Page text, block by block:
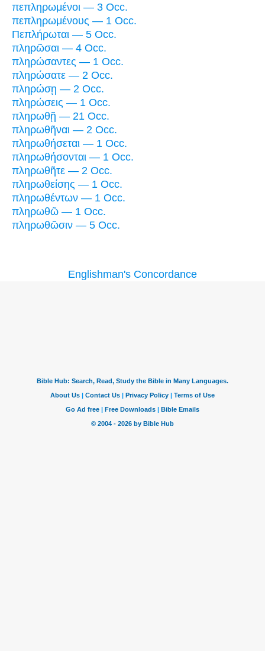
πεπληρωμένοι — 3 Occ.
πεπληρωμένους — 1 Occ.
Πεπλήρωται — 5 Occ.
πληρῶσαι — 4 Occ.
πληρώσαντες — 1 Occ.
πληρώσατε — 2 Occ.
πληρώσῃ — 2 Occ.
πληρώσεις — 1 Occ.
πληρωθῇ — 21 Occ.
πληρωθῆναι — 2 Occ.
πληρωθήσεται — 1 Occ.
πληρωθήσονται — 1 Occ.
πληρωθῆτε — 2 Occ.
πληρωθείσης — 1 Occ.
πληρωθέντων — 1 Occ.
πληρωθῶ — 1 Occ.
πληρωθῶσιν — 5 Occ.
Englishman's Concordance